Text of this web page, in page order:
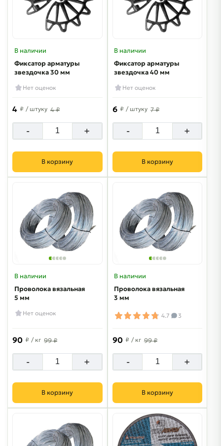
В наличии
Фиксатор арматуры
звездочка 30 мм
Нет оценок
4 ₽ / штуку 4 ₽
- +
В корзину
В наличии
Фиксатор арматуры
звездочка 40 мм
Нет оценок
6 ₽ / штуку 7 ₽
- +
В корзину
В наличии
Проволока вязальная
5 мм
Нет оценок
90 ₽ / кг 99 ₽
- +
В корзину
В наличии
Проволока вязальная
3 мм
4.7 3
90 ₽ / кг 99 ₽
- +
В корзину